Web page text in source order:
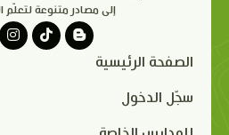
إلى مصادر متنوعة لتعلّم
الصفحة الرئيسية
سجّل الدخول